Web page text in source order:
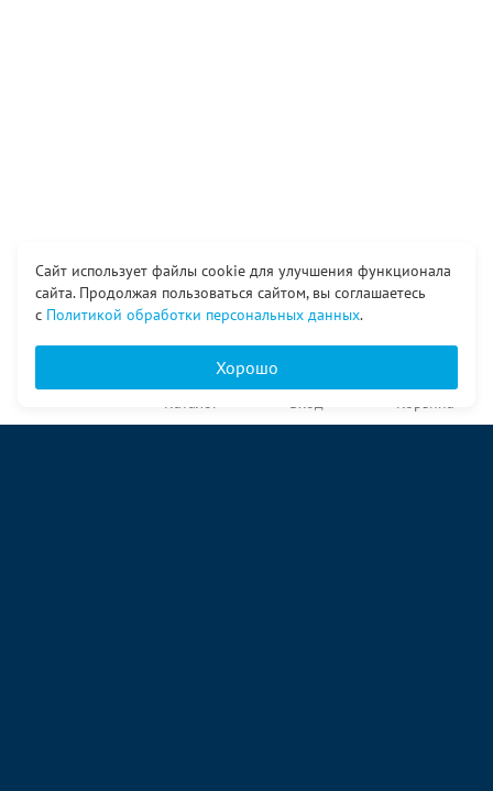
Сайт использует файлы cookie для улучшения функционала
сайта. Продолжая пользоваться сайтом, вы соглашаетесь
с Политикой обработки персональных данных.
Хорошо